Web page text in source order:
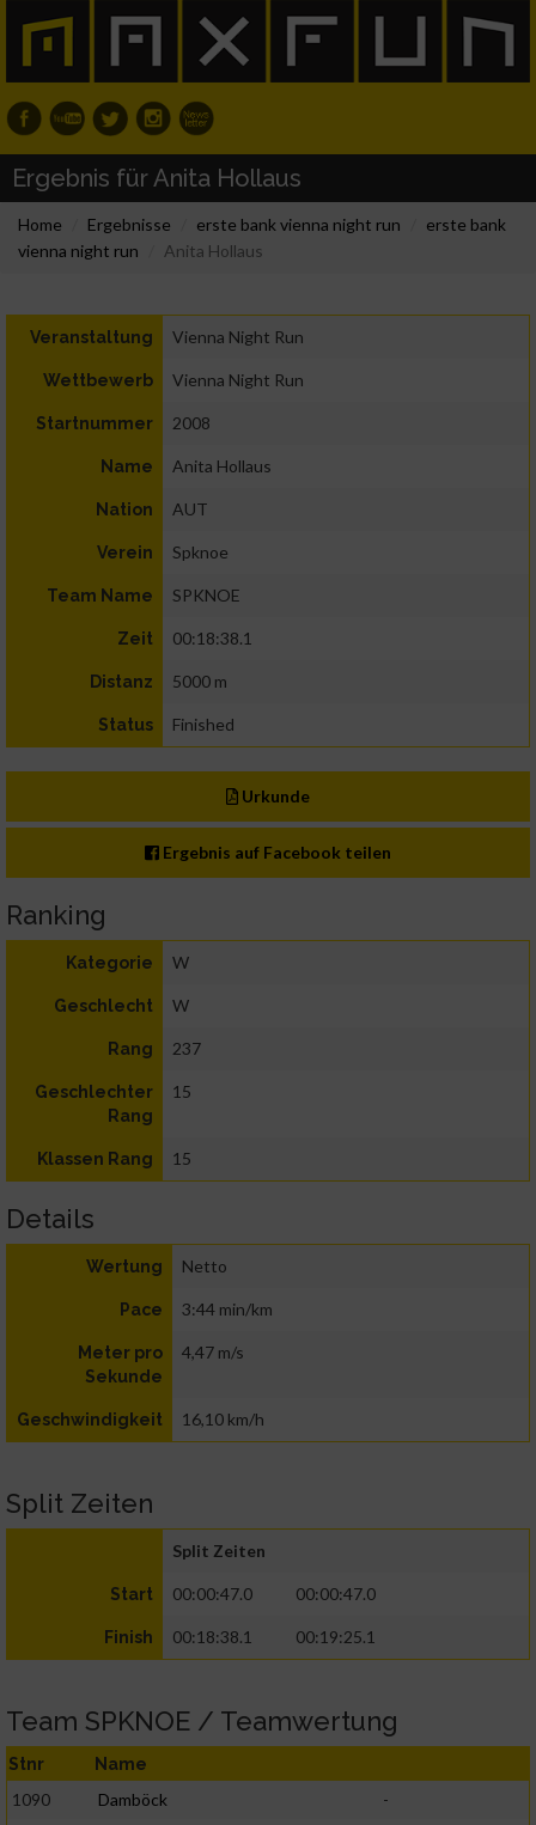
Ergebnis für Anita Hollaus
Home Ergebnisse erste bank vienna night run
erste bank
vienna night run
Anita Hollaus
Veranstaltung Vienna Night Run
Wettbewerb Vienna Night Run
Startnummer 2008
Name Anita Hollaus
Nation AUT
Verein Spknoe
Team Name SPKNOE
Zeit 00:18:38.1
Distanz 5000 m
Status Finished
Urkunde
Ergebnis auf Facebook teilen
Ranking
Kategorie W
Geschlecht W
Rang 237
Geschlechter
Rang
15
Klassen Rang 15
Details
Wertung Netto
Pace 3:44 min/km
Meter pro
Sekunde
4,47 m/s
Geschwindigkeit 16,10 km/h
Split Zeiten
Split Zeiten
Start 00:00:47.0 00:00:47.0
Finish 00:18:38.1 00:19:25.1
Team SPKNOE / Teamwertung
Stnr Name
1090 Damböck
-